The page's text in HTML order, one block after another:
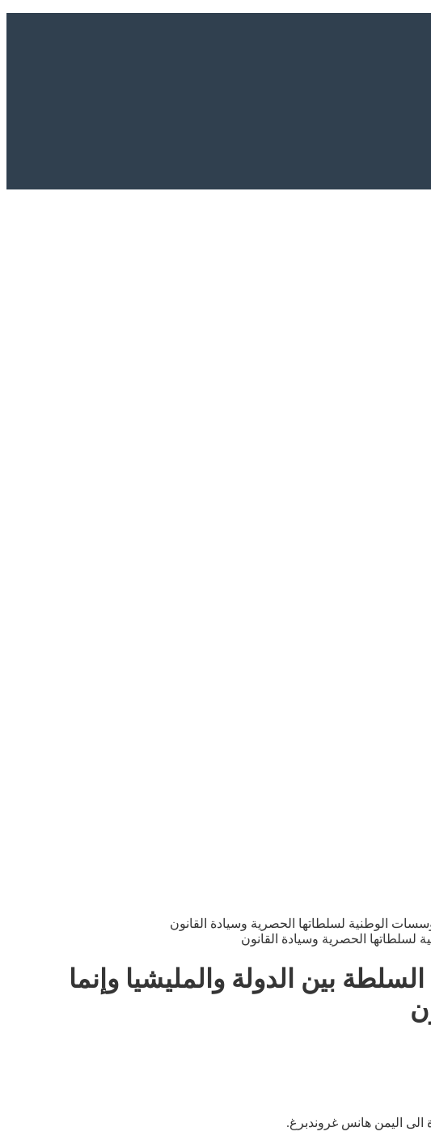
الوطنية لسلطاتها الحصرية وسيادة القانون
بين الدولة والمليشيا وإنما
الى اليمن هانس غروندبرغ.